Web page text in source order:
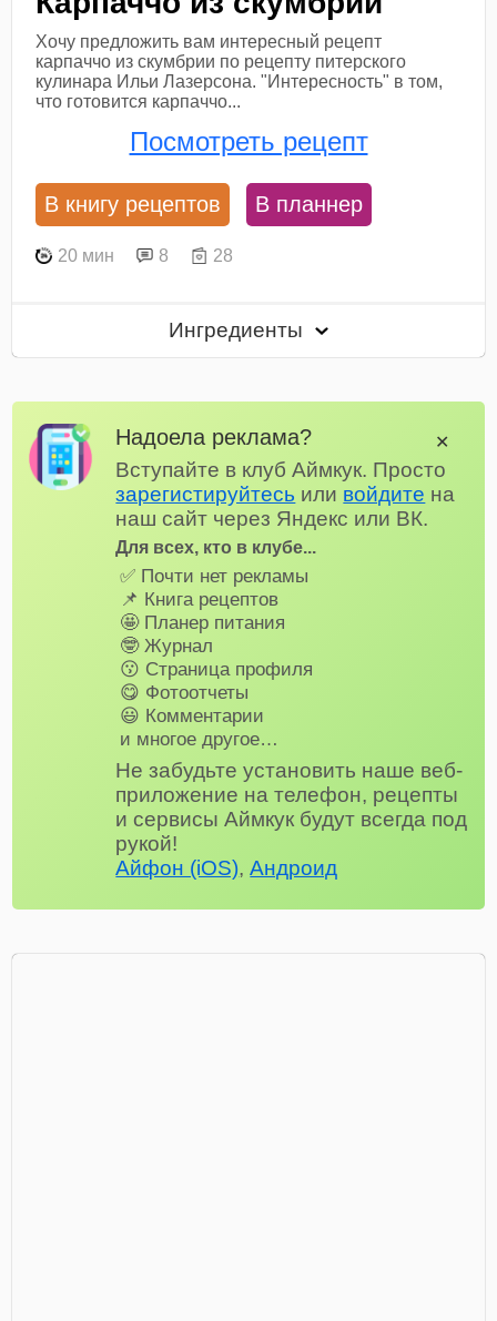
Хочу предложить вам интересный рецепт
карпаччо из скумбрии по рецепту питерского
кулинара Ильи Лазерсона. "Интересность" в том,
что готовится карпаччо...
Посмотреть рецепт
В книгу рецептов В планнер
20 мин 8 28
Ингредиенты
Надоела реклама?
Вступайте в клуб Аймкук. Просто
зарегистируйтесь или войдите на
наш сайт через Яндекс или ВК.
Для всех, кто в клубе...
✅ Почти нет рекламы
📌 Книга рецептов
🤩 Планер питания
🤓 Журнал
😗 Страница профиля
😋 Фотоотчеты
😃 Комментарии
и многое другое…
Не забудьте установить наше веб-
приложение на телефон, рецепты
и сервисы Аймкук будут всегда под
рукой!
Айфон (iOS),Андроид
✕